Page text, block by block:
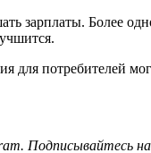
зарплаты. Более
для потребителей
Подписывайтесь